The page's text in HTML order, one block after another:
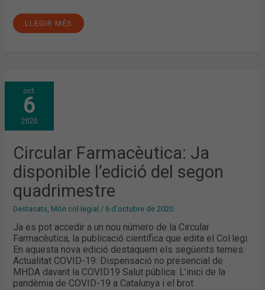
LLEGIR MÉS
oct.
6
2020
Circular Farmacèutica: Ja
disponible l’edició del segon
quadrimestre
Destacats Món col·legial / 6 d'octubre de 2020
Ja es pot accedir a un nou número de la Circular
Farmacèutica, la publicació científica que edita el Col·legi.
En aquesta nova edició destaquem els següents temes:
Actualitat COVID-19: Dispensació no presencial de
MHDA davant la COVID19 Salut pública: L’inici de la
pandèmia de COVID-19 a Catalunya i el brot
CIRCULAR
FARMACÈUTICA:
JA
DISPONIBLE
L’EDICIÓ
DEL
SEGON